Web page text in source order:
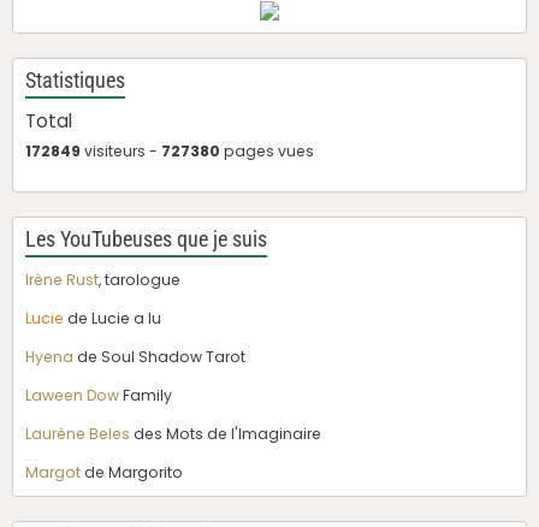
Statistiques
Total
172849 visiteurs - 727380 pages vues
Les YouTubeuses que je suis
Irène Rust, tarologue
Lucie de Lucie a lu
Hyena de Soul Shadow Tarot
Laween DowFamily
Laurène Beles des Mots de l'Imaginaire
Margotde Margorito